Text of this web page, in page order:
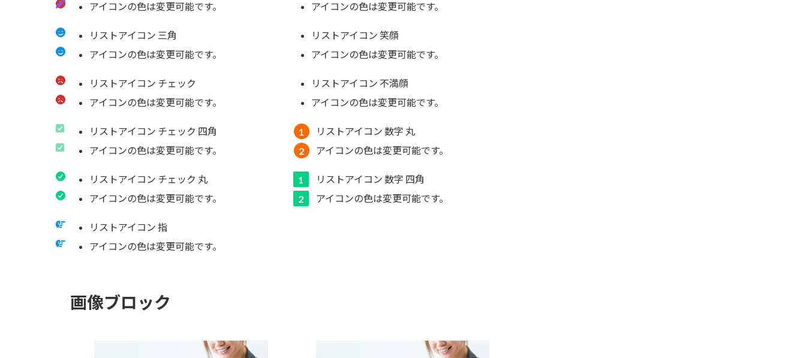
アイコンの色は変更可能です。
リストアイコン 三角
アイコンの色は変更可能です。
リストアイコン チェック
アイコンの色は変更可能です。
リストアイコン チェック 四角
アイコンの色は変更可能です。
リストアイコン チェック 丸
アイコンの色は変更可能です。
リストアイコン 指
アイコンの色は変更可能です。
アイコンの色は変更可能です。
リストアイコン 笑顔
アイコンの色は変更可能です。
リストアイコン 不満顔
アイコンの色は変更可能です。
リストアイコン 数字 丸
アイコンの色は変更可能です。
リストアイコン 数字 四角
アイコンの色は変更可能です。
画像ブロック